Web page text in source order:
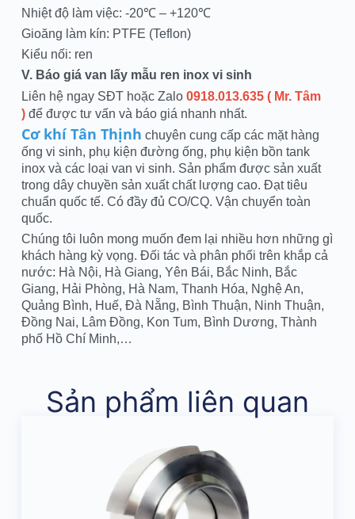
Nhiệt độ làm việc: -20℃ – +120℃
Gioăng làm kín: PTFE (Teflon)
Kiểu nối: ren
V. Báo giá van lấy mẫu ren inox vi sinh
Liên hệ ngay SĐT hoặc Zalo 0918.013.635 ( Mr. Tâm
)để được tư vấn và báo giá nhanh nhất.
Cơ khí Tân Thịnh chuyên cung cấp các mặt hàng
ống vi sinh, phụ kiện đường ống, phụ kiện bồn tank
inox và các loại van vi sinh. Sản phẩm được sản xuất
trong dây chuyền sản xuất chất lượng cao. Đạt tiêu
chuẩn quốc tế. Có đầy đủ CO/CQ. Vận chuyển toàn
quốc.
Chúng tôi luôn mong muốn đem lại nhiều hơn những gì
khách hàng kỳ vọng. Đối tác và phân phối trên khắp cả
nước: Hà Nội, Hà Giang, Yên Bái, Bắc Ninh, Bắc
Giang, Hải Phòng, Hà Nam, Thanh Hóa, Nghệ An,
Quảng Bình, Huế, Đà Nẵng, Bình Thuận, Ninh Thuận,
Đồng Nai, Lâm Đồng, Kon Tum, Bình Dương, Thành
phố Hồ Chí Minh,…
Sản phẩm liên quan